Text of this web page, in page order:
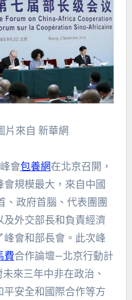
來自 新華網
會包養網在北京召開，
規模最大，來自中國
、政府首腦、代表團團
外交部長和負責經濟
會和部長會。此次峰
費合作論壇—北京行動計
來三年中非在政治、
安全和國際合作等方